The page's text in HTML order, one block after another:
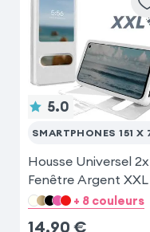
5.0
Housse Universel 2x
Fenêtre Argent XXL
+ 8 couleurs
14,90 €